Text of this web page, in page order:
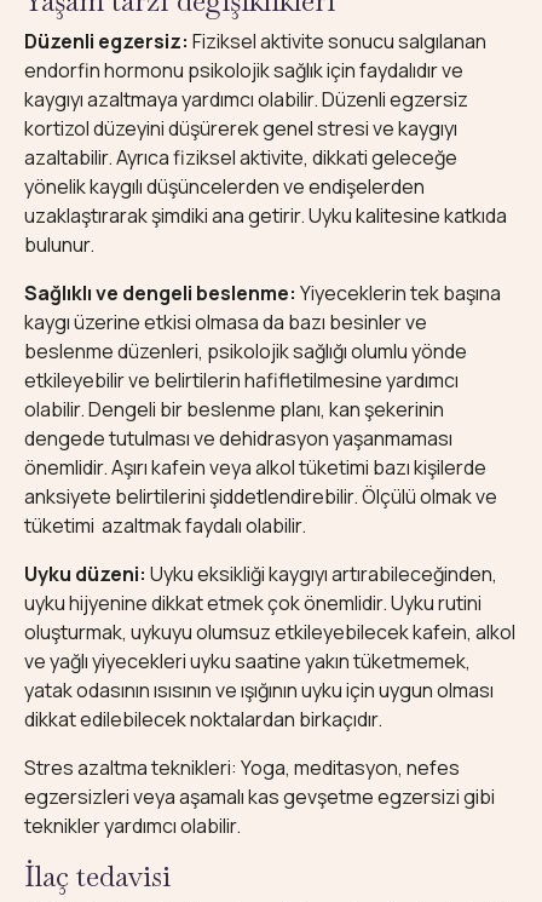
Düzenli egzersiz: Fiziksel aktivite sonucu salgılanan
endorfin hormonu psikolojik sağlık için faydalıdır ve
kaygıyı azaltmaya yardımcı olabilir. Düzenli egzersiz
kortizol düzeyini düşürerek genel stresi ve kaygıyı
azaltabilir. Ayrıca fiziksel aktivite, dikkati geleceğe
yönelik kaygılı düşüncelerden ve endişelerden
uzaklaştırarak şimdiki ana getirir. Uyku kalitesine katkıda
bulunur.
Sağlıklı ve dengeli beslenme: Yiyeceklerin tek başına
kaygı üzerine etkisi olmasa da bazı besinler ve
beslenme düzenleri, psikolojik sağlığı olumlu yönde
etkileyebilir ve belirtilerin hafifletilmesine yardımcı
olabilir. Dengeli bir beslenme planı, kan şekerinin
dengede tutulması ve dehidrasyon yaşanmaması
önemlidir. Aşırı kafein veya alkol tüketimi bazı kişilerde
anksiyete belirtilerini şiddetlendirebilir. Ölçülü olmak ve
tüketimi azaltmak faydalı olabilir.
Uyku düzeni: Uyku eksikliği kaygıyı artırabileceğinden,
uyku hijyenine dikkat etmek çok önemlidir. Uyku rutini
oluşturmak, uykuyu olumsuz etkileyebilecek kafein, alkol
ve yağlı yiyecekleri uyku saatine yakın tüketmemek,
yatak odasının ısısının ve ışığının uyku için uygun olması
dikkat edilebilecek noktalardan birkaçıdır.
Stres azaltma teknikleri: Yoga, meditasyon, nefes
egzersizleri veya aşamalı kas gevşetme egzersizi gibi
teknikler yardımcı olabilir.
İlaç tedavisi